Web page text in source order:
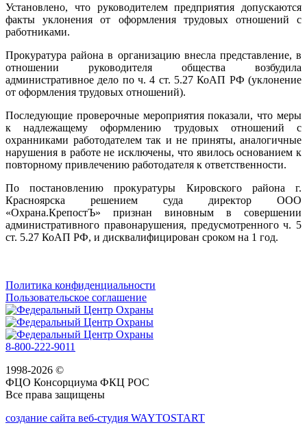
Установлено, что руководителем предприятия допускаются
факты уклонения от оформления трудовых отношений с
работниками.
Прокуратура района в организацию внесла представление, в
отношении руководителя общества возбудила
административное дело по ч. 4 ст. 5.27 КоАП РФ (уклонение
от оформления трудовых отношений).
Последующие проверочные мероприятия показали, что меры
к надлежащему оформлению трудовых отношений с
охранниками работодателем так и не приняты, аналогичные
нарушения в работе не исключены, что явилось основанием к
повторному привлечению работодателя к ответственности.
По постановлению прокуратуры Кировского района г.
Красноярска решением суда директор ООО
«Охрана.КрепостЪ» признан виновным в совершении
административного правонарушения, предусмотренного ч. 5
ст. 5.27 КоАП РФ, и дисквалифицирован сроком на 1 год.
Политика конфиденциальности
Пользовательское соглашение
8-800-222-9011
1998-2026 ©
ФЦО Консорциума ФКЦ РОС
Все права защищены
создание сайта веб-студия WAYTOSTART